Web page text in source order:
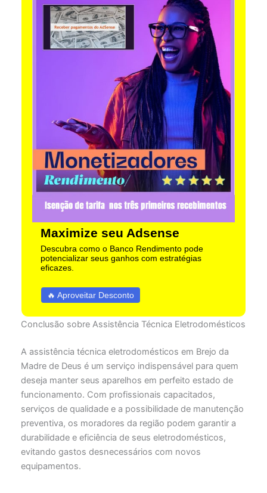
Maximize seu Adsense
Descubra como o Banco Rendimento pode
potencializar seus ganhos com estratégias
eficazes.
🔥 Aproveitar Desconto
Conclusão sobre Assistência Técnica Eletrodomésticos
A assistência técnica eletrodomésticos em Brejo da
Madre de Deus é um serviço indispensável para quem
deseja manter seus aparelhos em perfeito estado de
funcionamento. Com profissionais capacitados,
serviços de qualidade e a possibilidade de manutenção
preventiva, os moradores da região podem garantir a
durabilidade e eficiência de seus eletrodomésticos,
evitando gastos desnecessários com novos
equipamentos.